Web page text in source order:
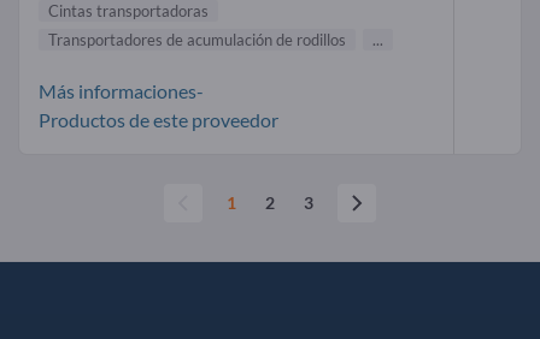
Cintas transportadoras
Transportadores de acumulación de rodillos
...
Más informaciones-
Productos de este proveedor
1 2 3